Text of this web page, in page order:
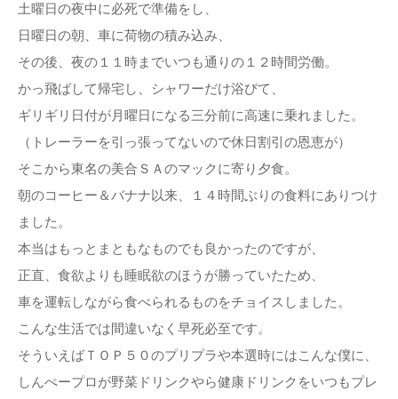
土曜日の夜中に必死で準備をし、
日曜日の朝、車に荷物の積み込み、
その後、夜の１１時までいつも通りの１２時間労働。
かっ飛ばして帰宅し、シャワーだけ浴びて、
ギリギリ日付が月曜日になる三分前に高速に乗れました。
（トレーラーを引っ張ってないので休日割引の恩恵が）
そこから東名の美合ＳＡのマックに寄り夕食。
朝のコーヒー＆バナナ以来、１４時間ぶりの食料にありつけ
ました。
本当はもっとまともなものでも良かったのですが、
正直、食欲よりも睡眠欲のほうが勝っていたため、
車を運転しながら食べられるものをチョイスしました。
こんな生活では間違いなく早死必至です。
そういえばＴＯＰ５０のプリプラや本選時にはこんな僕に、
しんぺープロが野菜ドリンクやら健康ドリンクをいつもプレ
メディア出演
プライバシーポリシー